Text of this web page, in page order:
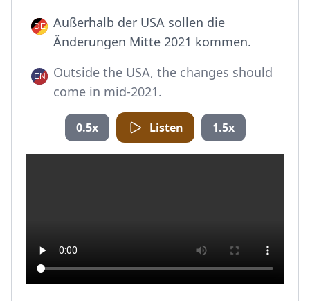
Außerhalb der USA sollen die
Änderungen Mitte 2021 kommen.
Outside the USA, the changes should
come in mid-2021.
0.5x Listen 1.5x